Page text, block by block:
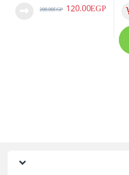
120.00EGP
200.00EGP